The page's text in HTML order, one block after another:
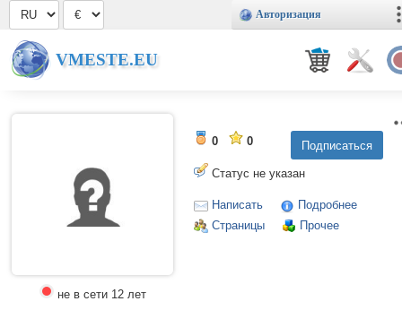
Авторизация
VMESTE.EU
не в сети 12 лет
0 0
Статус не указан
Написать
Подробнее
Страницы
Прочее